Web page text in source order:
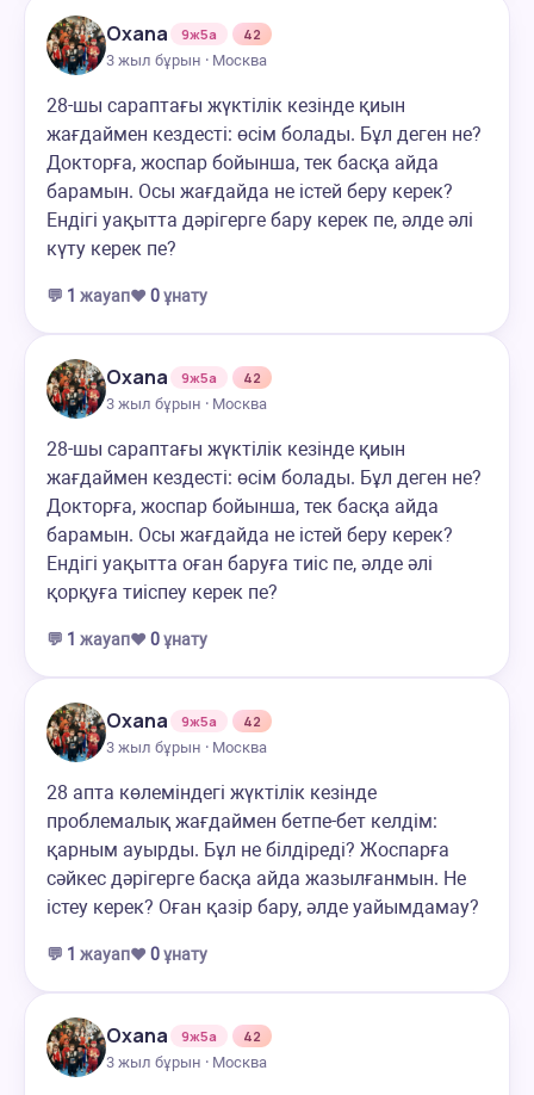
Oxana 9ж5а
42
3 жыл бұрын · Москва
28-шы сараптағы жүктілік кезінде қиын
жағдаймен кездесті: өсім болады. Бұл деген не?
Докторға, жоспар бойынша, тек басқа айда
барамын. Осы жағдайда не істей беру керек?
Ендігі уақытта дәрігерге бару керек пе, әлде әлі
күту керек пе?
💬 1 жауап❤️ 0ұнату
Oxana 9ж5а
42
3 жыл бұрын · Москва
28-шы сараптағы жүктілік кезінде қиын
жағдаймен кездесті: өсім болады. Бұл деген не?
Докторға, жоспар бойынша, тек басқа айда
барамын. Осы жағдайда не істей беру керек?
Ендігі уақытта оған баруға тиіс пе, әлде әлі
қорқуға тиіспеу керек пе?
💬 1 жауап❤️ 0ұнату
Oxana 9ж5а
42
3 жыл бұрын · Москва
28 апта көлеміндегі жүктілік кезінде
проблемалық жағдаймен бетпе-бет келдім:
қарным ауырды. Бұл не білдіреді? Жоспарға
сәйкес дәрігерге басқа айда жазылғанмын. Не
істеу керек? Оған қазір бару, әлде уайымдамау?
💬 1 жауап❤️ 0ұнату
Oxana 9ж5а
42
3 жыл бұрын · Москва